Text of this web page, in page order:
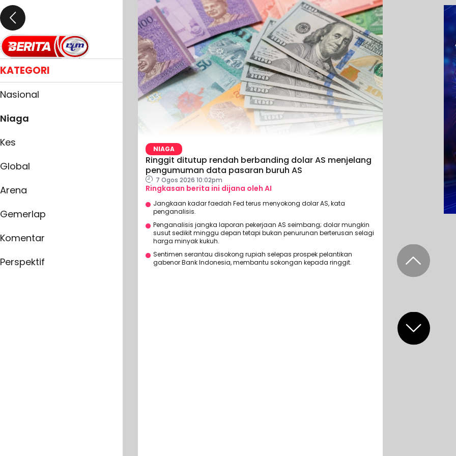
KATEGORI
Nasional
Niaga
Kes
Global
Arena
Gemerlap
Komentar
Perspektif
NIAGA
Ringgit ditutup rendah berbanding dolar AS menjelang
pengumuman data pasaran buruh AS
7 Ogos 2026 10:02pm
Ringkasan berita ini dijana oleh AI
Jangkaan kadar faedah Fed terus menyokong dolar AS, kata
penganalisis.
Penganalisis jangka laporan pekerjaan AS seimbang; dolar mungkin
susut sedikit minggu depan tetapi bukan penurunan berterusan selagi
harga minyak kukuh.
Sentimen serantau disokong rupiah selepas prospek pelantikan
gabenor Bank Indonesia, membantu sokongan kepada ringgit.